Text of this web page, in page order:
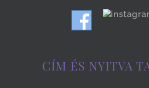
CÍM ÉS NYITVA